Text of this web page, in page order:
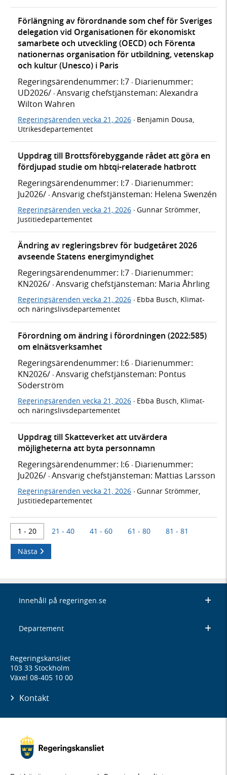
Förlängning av förordnande som chef för Sveriges
delegation vid Organisationen för ekonomiskt
samarbete och utveckling (OECD) och Förenta
nationernas organisation för utbildning, vetenskap
och kultur (Unesco) i Paris
Regeringsärendenummer: I:7 · Diarienummer:
UD2026/ · Ansvarig chefstjänsteman: Alexandra
Wilton Wahren
Regeringsärenden vecka 21, 2026 · Benjamin Dousa,
Utrikesdepartementet
Uppdrag till Brottsförebyggande rådet att göra en
fördjupad studie om hbtqi-relaterade hatbrott
Regeringsärendenummer: I:7 · Diarienummer:
Ju2026/ · Ansvarig chefstjänsteman: Helena Swenzén
Regeringsärenden vecka 21, 2026 · Gunnar Strömmer,
Justitiedepartementet
Ändring av regleringsbrev för budgetåret 2026
avseende Statens energimyndighet
Regeringsärendenummer: I:7 · Diarienummer:
KN2026/ · Ansvarig chefstjänsteman: Maria Åhrling
Regeringsärenden vecka 21, 2026 · Ebba Busch, Klimat-
och näringslivsdepartementet
Förordning om ändring i förordningen (2022:585)
om elnätsverksamhet
Regeringsärendenummer: I:6 · Diarienummer:
KN2026/ · Ansvarig chefstjänsteman: Pontus
Söderström
Regeringsärenden vecka 21, 2026 · Ebba Busch, Klimat-
och näringslivsdepartementet
Uppdrag till Skatteverket att utvärdera
möjligheterna att byta personnamn
Regeringsärendenummer: I:6 · Diarienummer:
Ju2026/ · Ansvarig chefstjänsteman: Mattias Larsson
Regeringsärenden vecka 21, 2026 · Gunnar Strömmer,
Justitiedepartementet
1 - 20 21 - 40 41 - 60 61 - 80 81 - 81
Nästa
Innehåll på regeringen.se
Departement
Regeringskansliet
103 33 Stockholm
Växel 08-405 10 00
Kontakt